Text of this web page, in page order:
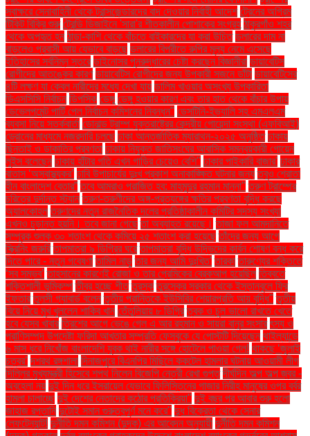
স্বাক্ষরে সেনাবাহিনী থেকে ট্রান্সজেন্ডারদের বাদ দেওয়ার নির্বাহী আদেশ ট্রেনের অগ্রিম
টিকিট বিক্রি শুরু ট্রেন্ডি ডিজাইনে 'সারা'র শীতকালীন পোশাকের সংগ্রহ ঠাকুরগাঁও শহর
থেকে অপহৃত হন ঠান্ডা-কাশি থেকে বাঁচতে বাইকারদের যা করা উচিত ডলারের দাম না
বাড়লেও প্রবাসী আয় যেভাবে বাড়ছে ডলারের বিপরীতে রুপির মূল্য নেমে এসেছে
ইতিহাসের সর্বনিম্ন স্তরে ডাইনোসর পুনরুদ্ধারের চেষ্টা করছেন বিজ্ঞানীরা ডায়াবেটিস
রোগীদের আতঙ্কের কারণ ডায়াবেটিস রোগীদের জন্য উপকারী সজনে ডাঁটা ডায়াবেটিসের
৪টি লক্ষণ যা কেবল নারীদের মধ্যে দেখা যায় ডালিম খাওয়ার অসংখ্য উপকারিতা
ডিএসসিসি নির্বাচন ডিপসিক ডেঙ্গু ডেঙ্গু হওয়ার কারণ এবং তার হাত থেকে বাঁচার উপায়
ডেভেলপমেন্ট পার্টি পেল নির্বাচন কমিশনের নিবন্ধন" ডেসটিনি-ইভ্যালি সহ এমএলএম
ব্যবসা নিয়ে সতর্কবার্তা ডোনাল্ড ট্রাম্প যুক্তরাষ্ট্রের কেন্দ্রীয় গোয়েন্দা সংস্থা (এফবিআই)
ড্রোনের মাধ্যমে নজরদারি চলছে ঢাকা আন্তর্জাতিক ম্যারাথন-২০২৫ অনুষ্ঠিত ঢাকায়
ছিনতাই ও ডাকাতির প্রবণতা ঢাকায় নিযুক্ত জাতিসংঘের আবাসিক সমন্বয়কারী গোয়েন
লুইস বলেছেন ঢাকায় হাঁটার গতি এখন গাড়ির চেয়েও বেশি'' ঢাকার পাইকারি বাজার' ঢাকার
বাতাস ‘অস্বাস্থ্যকর’ ঢাবি উপাচার্যের দুঃখ প্রকাশ অনাকাঙ্ক্ষিত ঘটনার জন্য তবুও শ্রোতা
হীন বাংলাদেশ বেতার” তবে আমরাও পরাজিত হব: মাহমুদুর রহমান মান্না" তরুণ ট্রাম্পের
চরিত্রে দুর্দান্ত স্ট্যান তরুণ-তরুণীদের অঙ্গ-প্রত্যঙ্গের ক্ষতির প্রবণতা বৃদ্ধি করছে
অ্যালকোহল তরুণদের নতুন রাজনৈতিক দলের প্রতিষ্ঠাকালীন কমিটির সদস্য সংখ্যা
এখনও চূড়ান্ত হয়নি। তবে জানা গেছে তা অব্যাহত রয়েছে। তাজা ফল আমদানিতে
সম্পূরক শুল্ক ৩০ শতাংশ থেকে কমিয়ে ২৫ শতাংশ করা হয়েছে তাঁদের জন্য আগে
স্ক্রিনিং জরুরি তাপমাত্রা ৯ ডিগ্রির ঘরে তাপমাত্রা বৃদ্ধি উদ্ভিদের কার্বন শোষণ বন্ধ করে
দিতে পারে - নতুন গবেষণা তামিল নাড়ু তার জন্য আমি দুঃখিত' তারকা তারুণ্যের শক্তিতে
‘সব সম্ভব’ তাহসানের কারণেই রোজা ও তার প্রেমিকের ব্রেকআপ হয়েছিল তিব্বতে
শক্তিশালী ভূমিকম্প তীব্র হচ্ছে শীত তুরস্ক তুরস্কের সরকার থেকে ইস্তানবুলে ফ্রি
ইফতার তুলসী গ্যাবার্ড বলেন তৃতীয় প্রান্তিকে ইউসিবির শেয়ারপ্রতি আয় বৃদ্ধি" তৃতীয়
বিয়ে নিয়ে মুখ খুললেন শাকিব খান তেঁতুলিয়ায় ৮ ডিগ্রি ত্বক ও চুল ভালো রাখতে খেতে
হবে যেসব খাবার ত্রিশের আগে ভেঙে গেল এ আর রহমান ও সায়রা বানুর সংসার ৎস্য ও
প্রাণিসম্পদ উপদেষ্টা ফরিদা আখতার সম্প্রতি ফেসবুকে যে পোস্টটি দিয়েছেন থাইল্যান্ডে
৬ মাস ধরে নিখোঁজ বাংলাদেশি যুবক থাই নারীর সঙ্গে হোটেলে পাওয়া গেল! থাকছে ‘জুলাই
চত্বর’ দশরথ রঙ্গশালা দিনাজপুরে বিএনপির মিছিলে ককটেল হামলার ঘটনায় আওয়ামী লীগ
দিল্লির মুখ্যমন্ত্রী হিসেবে শপথ নিলেন বিজেপি নেত্রী রেখা গুপ্ত দীর্ঘদিন অল্প অল্প জ্বর -
অবহেলা নয় দুই দিন ধরে ইসরায়েল যেভাবে ফিলিস্তিনের গাজার নিরীহ মানুষের ওপর বর্বর
হামলা চালাচ্ছে দুই দেশের নেতাদের কঠোর প্রতিক্রিয়া" দুই বছর পর আবার শুরু হলো
জাহাজ রপ্তানি দুটোই সমান গুরুত্বপূর্ণ মনে করে" দুধ বিক্রেতা থেকে সেনার
লেফটেন্যান্ট! দুর্নীতি দমন কমিশন (দুদক) এর আবেদন অনুযায়ী দুর্নীতি দমন কমিশন